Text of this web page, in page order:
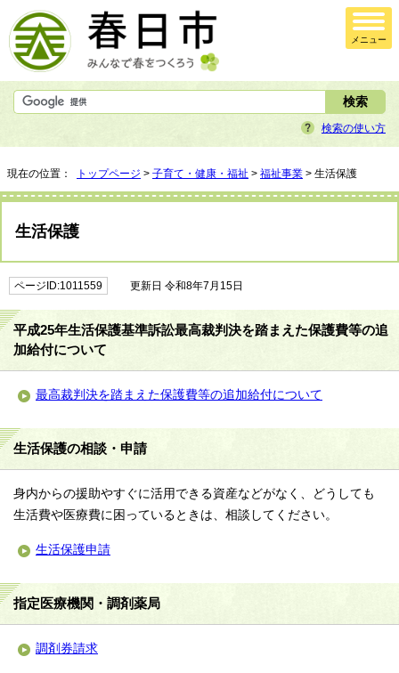
メニュー
検索の使い方
現在の位置： トップページ > 子育て・健康・福祉 > 福祉事業 > 生活保護
生活保護
ページID:1011559 更新日 令和8年7月15日
平成25年生活保護基準訴訟最高裁判決を踏まえた保護費等の追
加給付について
最高裁判決を踏まえた保護費等の追加給付について
生活保護の相談・申請
身内からの援助やすぐに活用できる資産などがなく、どうしても
生活費や医療費に困っているときは、相談してください。
生活保護申請
指定医療機関・調剤薬局
調剤券請求